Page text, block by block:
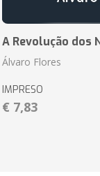
A Revolução dos
Álvaro Flores
IMPRESO
€ 7,83